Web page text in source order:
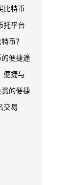
比特币
托平台
币？
便捷途
便捷与
的便捷
交易